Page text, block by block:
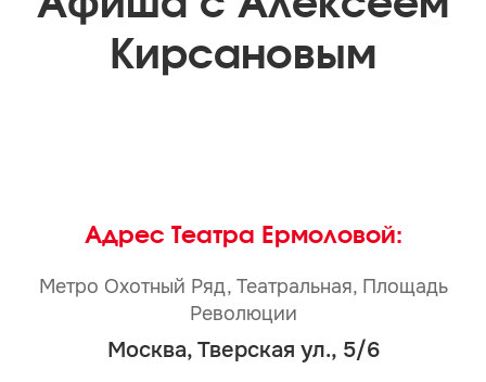
Кирсановым
Адрес Театра Ермоловой:
Метро Охотный Ряд, Театральная, Площадь
Революции
Москва, Тверская ул., 5/6